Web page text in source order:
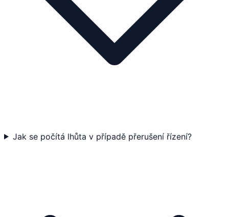
Jak se počítá lhůta v případě přerušení řízení?